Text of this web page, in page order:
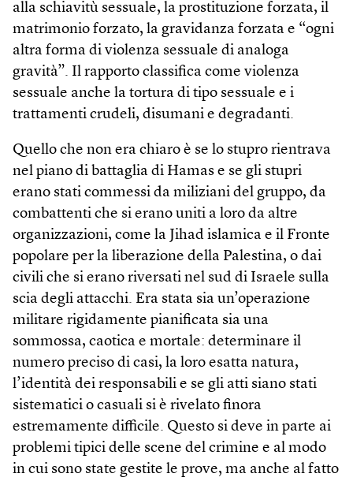
alla schiavitù sessuale, la prostituzione forzata, il
matrimonio forzato, la gravidanza forzata e “ogni
altra forma di violenza sessuale di analoga
gravità”. Il rapporto classifica come violenza
sessuale anche la tortura di tipo sessuale e i
trattamenti crudeli, disumani e degradanti.
Quello che non era chiaro è se lo stupro rientrava
nel piano di battaglia di Hamas e se gli stupri
erano stati commessi da miliziani del gruppo, da
combattenti che si erano uniti a loro da altre
organizzazioni, come la Jihad islamica e il Fronte
popolare per la liberazione della Palestina, o dai
civili che si erano riversati nel sud di Israele sulla
scia degli attacchi. Era stata sia un’operazione
militare rigidamente pianificata sia una
sommossa, caotica e mortale: determinare il
numero preciso di casi, la loro esatta natura,
l’identità dei responsabili e se gli atti siano stati
sistematici o casuali si è rivelato finora
estremamente difficile. Questo si deve in parte ai
problemi tipici delle scene del crimine e al modo
in cui sono state gestite le prove, ma anche al fatto